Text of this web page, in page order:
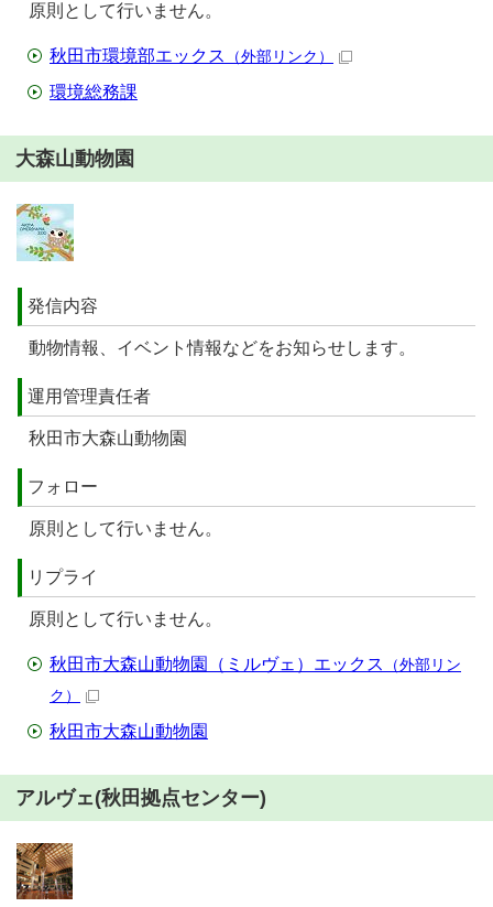
原則として行いません。
秋田市環境部エックス （外部リンク）
環境総務課
大森山動物園
発信内容
動物情報、イベント情報などをお知らせします。
運用管理責任者
秋田市大森山動物園
フォロー
原則として行いません。
リプライ
原則として行いません。
秋田市大森山動物園（ミルヴェ）エックス
（外部リン
ク）
秋田市大森山動物園
アルヴェ(秋田拠点センター)